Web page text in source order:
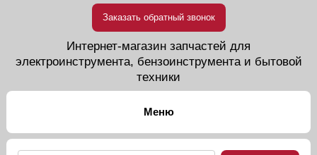
Заказать обратный звонок
Интернет-магазин запчастей для
электроинструмента, бензоинструмента и бытовой
техники